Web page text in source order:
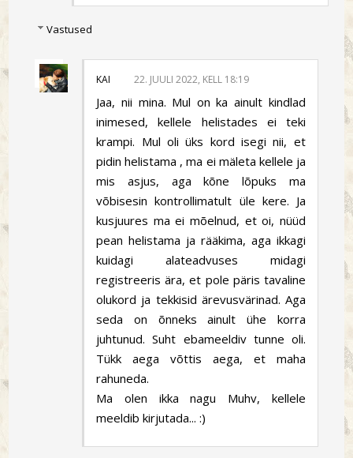
Vastused
KAI 22. JUULI 2022, KELL 18:19
Jaa, nii mina. Mul on ka ainult kindlad
inimesed, kellele helistades ei teki
krampi. Mul oli üks kord isegi nii, et
pidin helistama , ma ei mäleta kellele ja
mis asjus, aga kõne lõpuks ma
võbisesin kontrollimatult üle kere. Ja
kusjuures ma ei mõelnud, et oi, nüüd
pean helistama ja rääkima, aga ikkagi
kuidagi alateadvuses midagi
registreeris ära, et pole päris tavaline
olukord ja tekkisid ärevusvärinad. Aga
seda on õnneks ainult ühe korra
juhtunud. Suht ebameeldiv tunne oli.
Tükk aega võttis aega, et maha
rahuneda.
Ma olen ikka nagu Muhv, kellele
meeldib kirjutada... :)